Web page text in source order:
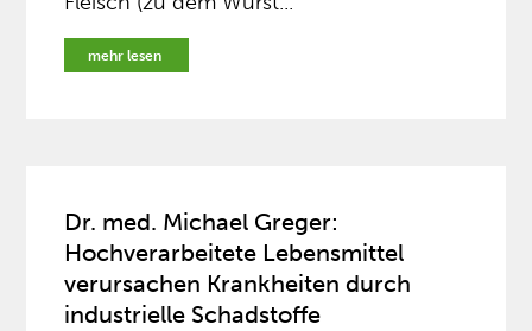
mehr lesen
Dr. med. Michael Greger:
Hochverarbeitete Lebensmittel
verursachen Krankheiten durch
industrielle Schadstoffe